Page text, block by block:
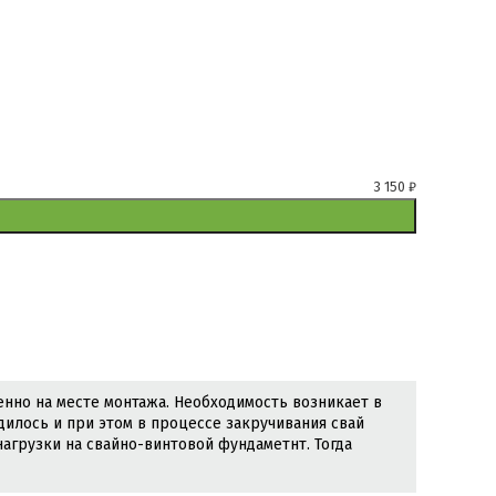
3 150 ₽
на месте монтажа. Необходимость возникает в
и при этом в процессе закручивания свай
на свайно-винтовой фундаметнт. Тогда